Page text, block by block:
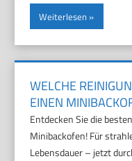
Weiterlesen
WELCHE
EINEN
Entdecken Sie die
Minibackofen! Für
Lebensdauer – jetzt